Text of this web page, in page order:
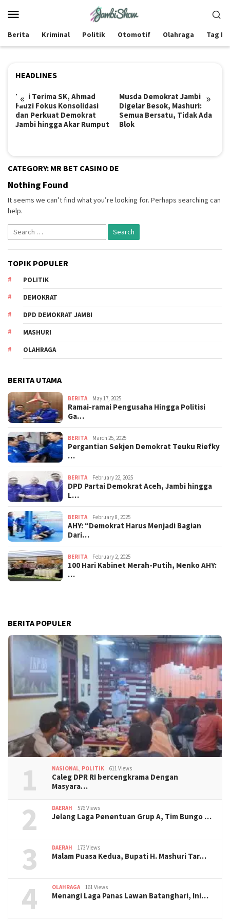
Berita Kriminal Politik Otomotif Olahraga Tag
HEADLINES
« »
Usai Terima SK, Ahmad
Fauzi Fokus Konsolidasi
dan Perkuat Demokrat
Jambi hingga Akar Rumput
Musda Demokrat Jambi
Digelar Besok, Mashuri:
Semua Bersatu, Tidak Ada
Blok
CATEGORY: MR BET CASINO DE
Nothing Found
It seems we can’t find what you’re looking for. Perhaps searching can
help.
Search
for:
TOPIK POPULER
POLITIK
DEMOKRAT
DPD DEMOKRAT JAMBI
MASHURI
OLAHRAGA
BERITA UTAMA
BERITA May 17, 2025
Ramai-ramai Pengusaha Hingga Politisi
Ga…
BERITA March 25, 2025
Pergantian Sekjen Demokrat Teuku Riefky
…
BERITA February 22, 2025
DPD Partai Demokrat Aceh, Jambi hingga
L…
BERITA February 8, 2025
AHY: “Demokrat Harus Menjadi Bagian
Dari…
BERITA February 2, 2025
100 Hari Kabinet Merah-Putih, Menko AHY:
…
BERITA POPULER
1 NASIONAL, POLITIK 611 Views
Caleg DPR RI bercengkrama Dengan
Masyara…
2 DAERAH 576 Views
Jelang Laga Penentuan Grup A, Tim Bungo …
3 DAERAH 173 Views
Malam Puasa Kedua, Bupati H. Mashuri Tar…
4 OLAHRAGA 161 Views
Menangi Laga Panas Lawan Batanghari, Ini…